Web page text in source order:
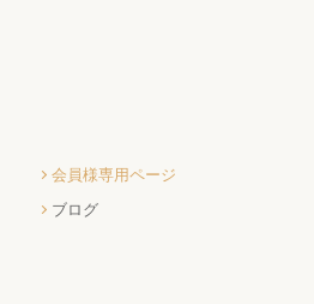
会員様専用ページ
ブログ